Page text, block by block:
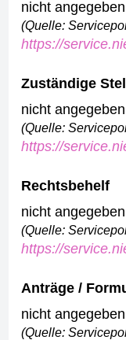
nicht angegeben
(Quelle:
https://
Zuständige
nicht angegeben
(Quelle:
https://
Rechtsbehelf
nicht angegeben
(Quelle:
https://
Anträge /
nicht angegeben
(Quelle: